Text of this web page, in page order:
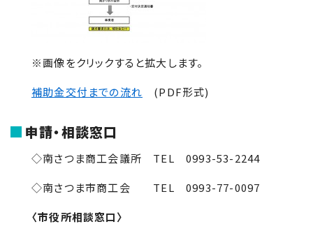
※画像をクリックすると拡大します。
補助金交付までの流れ (PDF形式)
申請・相談窓口
◇南さつま商工会議所 TEL
0993-53-2244
◇南さつま市商工会 TEL
0993-77-0097
〈市役所相談窓口〉